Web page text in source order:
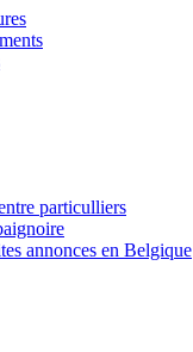
particulliers
annonces en Belgique